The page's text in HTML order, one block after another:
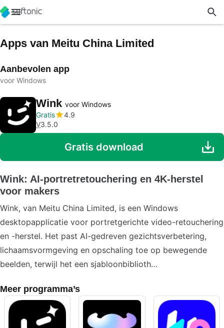
Apps van Meitu China Limited
Aanbevolen app
voor Windows
Wink voor Windows
Gratis
4.9
V3.5.0
Gratis download
Wink: AI-portretretouchering en 4K-herstel
voor makers
Wink, van Meitu China Limited, is een Windows
desktopapplicatie voor portretgerichte video-retouchering
en -herstel. Het past AI-gedreven gezichtsverbetering,
lichaamsvormgeving en opschaling toe op bewegende
beelden, terwijl het een sjabloonbiblioth…
Meer programma’s